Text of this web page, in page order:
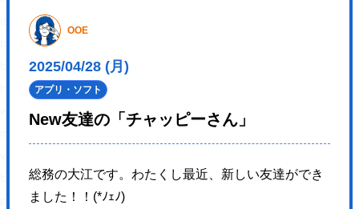
OOE
2025/04/28 (月)
アプリ・ソフト
New友達の「チャッピーさん」
総務の大江です。わたくし最近、新しい友達ができ
ました！！(*ﾉｪﾉ)
display: inline !important;
border: none !important;
box-shadow: none !important;
height: 1em !important;
width: 1em !important;
background: none !important;
padding: 0 !important;